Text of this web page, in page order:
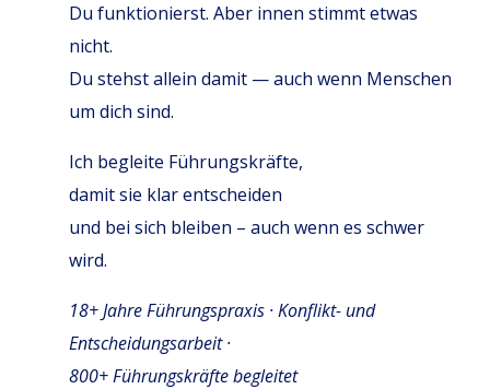
Du funktionierst. Aber innen stimmt etwas
nicht.
Du stehst allein damit — auch wenn Menschen
um dich sind.
Ich begleite Führungskräfte,
damit sie klar entscheiden
und bei sich bleiben – auch wenn es schwer
wird.
18+ Jahre Führungspraxis · Konflikt- und
Entscheidungsarbeit ·
800+ Führungskräfte begleitet